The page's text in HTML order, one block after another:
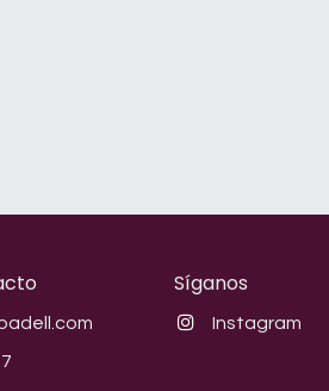
Síganos
Instagram